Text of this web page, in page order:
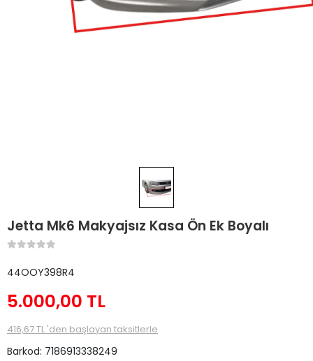
Jetta Mk6 Makyajsız Kasa Ön Ek Boyalı
44OOY398R4
5.000,00 TL
416,67 TL 'den başlayan taksitlerle
Barkod: 7186913338249